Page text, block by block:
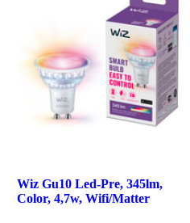
Wiz Gu10 Led-Pre, 345lm,
Color, 4,7w, Wifi/Matter